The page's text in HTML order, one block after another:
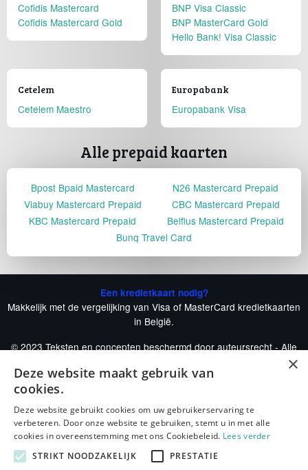
Cofidis Mastercard
Cofidis Mastercard Gold
BNP Visa Classic
BNP MasterCard Gold
Hello Bank! Visa Classic
Cetelem
Cetelem Maestro
Europabank
Europabank Visa
Alle prepaid kaarten
Bpost Bpaid Mastercard
N26 Mastercard Prepaid
Viabuy Mastercard Prepaid
CBC Mastercard Prepaid
KBC Mastercard Prepaid
Belfius Mastercard Prepaid
Bunq Travel Card
Een kredietkaart nodig?
Makkelijk met de vergelijking van Visa of MasterCard kredietkaarten
in België.
© 2023 Teksten en concepten beschermd door auteursrecht - Alle
De-voordeligste-kredietkaart.be is een onafhankelijke publicatie.
×
Deze website maakt gebruik van
cookies.
Deze website gebruikt cookies om uw gebruikerservaring te
verbeteren. Door onze website te gebruiken, stemt u in met alle
cookies in overeenstemming met ons Cookiebeleid. Lees verder
STRIKT NOODZAKELIJK
PRESTATIE